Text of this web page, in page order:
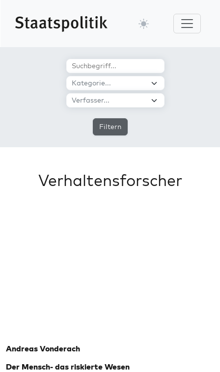
Filtern
Verhaltensforscher
Andreas Vonderach
Der Mensch- das riskierte Wesen